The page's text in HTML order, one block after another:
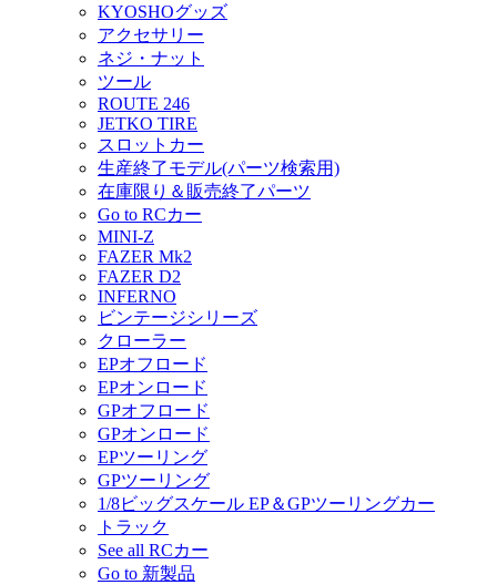
KYOSHOグッズ
アクセサリー
ネジ・ナット
ツール
ROUTE 246
JETKO TIRE
スロットカー
生産終了モデル(パーツ検索用)
在庫限り＆販売終了パーツ
Go to RCカー
MINI-Z
FAZER Mk2
FAZER D2
INFERNO
ビンテージシリーズ
クローラー
EPオフロード
EPオンロード
GPオフロード
GPオンロード
EPツーリング
GPツーリング
1/8ビッグスケール EP＆GPツーリングカー
トラック
See all RCカー
Go to 新製品